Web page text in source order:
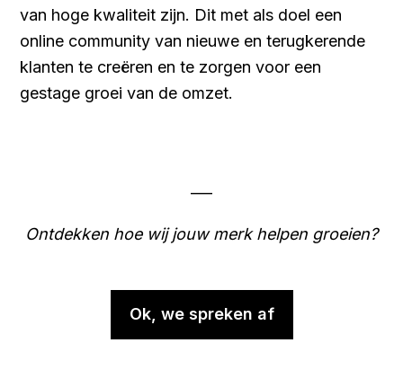
van hoge kwaliteit zijn. Dit met als doel een
online community van nieuwe en terugkerende
klanten te creëren en te zorgen voor een
gestage groei van de omzet.
___
Ontdekken hoe wij jouw merk helpen groeien?
Ok, we spreken af